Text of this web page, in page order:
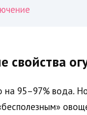
свойства
на 95–97% вода.